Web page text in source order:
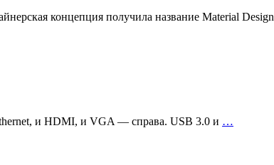
концепция получила название Material
и HDMI, и VGA — справа. USB 3.0 и …